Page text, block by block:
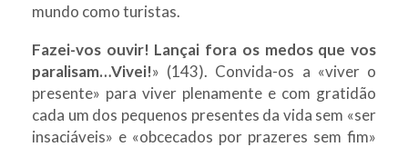
mundo como turistas.
Fazei-vos ouvir! Lançai fora os medos que vos
paralisam…Vivei!» (143). Convida-os a «viver o
presente» para viver plenamente e com gratidão
cada um dos pequenos presentes da vida sem «ser
insaciáveis» e «obcecados por prazeres sem fim»